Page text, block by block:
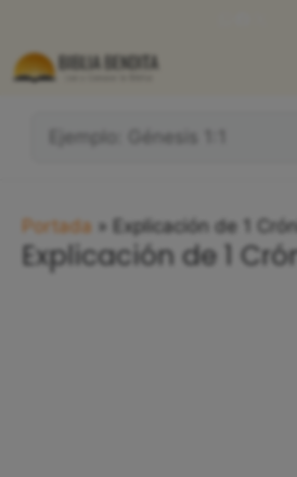
contenido
Portada » Explicación de 1
Explicación de 1